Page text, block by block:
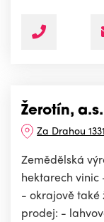
Žerotín, a.s.
Za Drahou
Zemědělská
hektarech vinic
- okrajově také
prodej: -